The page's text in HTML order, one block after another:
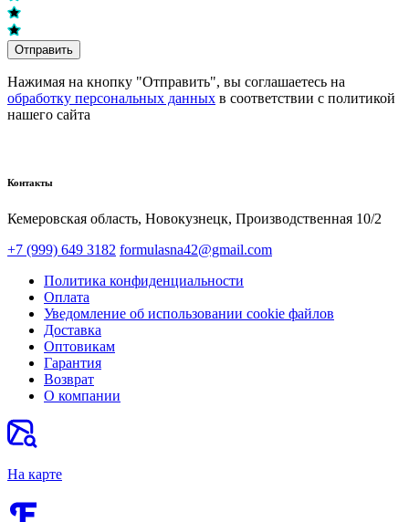
Отправить
Нажимая на кнопку "Отправить", вы соглашаетесь на
обработку персональных данных в соответствии с политикой
нашего сайта
Контакты
Кемеровская область, Новокузнецк,​ Производственная 10/2
+7 (999) 649 3182 formulasna42@gmail.com
Политика конфиденциальности
Оплата
Уведомление об использовании cookie файлов
Доставка
Оптовикам
Гарантия
Возврат
О компании
На карте